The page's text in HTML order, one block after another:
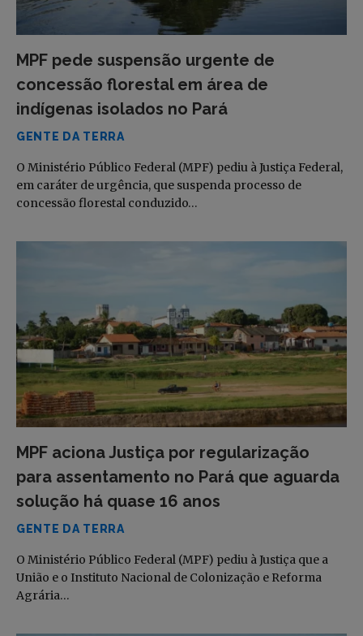
MPF pede suspensão urgente de
concessão florestal em área de
indígenas isolados no Pará
GENTE DA TERRA
O Ministério Público Federal (MPF) pediu à Justiça Federal,
em caráter de urgência, que suspenda processo de
concessão florestal conduzido…
MPF aciona Justiça por regularização
para assentamento no Pará que aguarda
solução há quase 16 anos
GENTE DA TERRA
O Ministério Público Federal (MPF) pediu à Justiça que a
União e o Instituto Nacional de Colonização e Reforma
Agrária…